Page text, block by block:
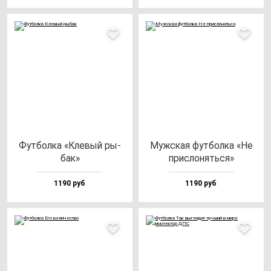
Фут­бол­ка «Кле­вый ры­
бак»
1190 руб
Муж­ская фут­бол­ка «Не
прис­ло­нять­ся»
1190 руб